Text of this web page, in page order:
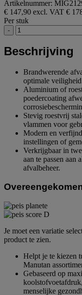
Artikelnummer:
€ 147,90 excl. VAT €
Per stuk
-
Beschrijving
Brandwerende
optimale
Aluminium of
poedercoating
Stevig roestvrij
vlammen voor
Modern en
instellingen of
Verkrijgbaar in
aan te passen aan
afvalbeheer.
Je moet een variatie
product te zien.
Helpt je te kiezen
Manutan
Gebaseerd op
menselijke